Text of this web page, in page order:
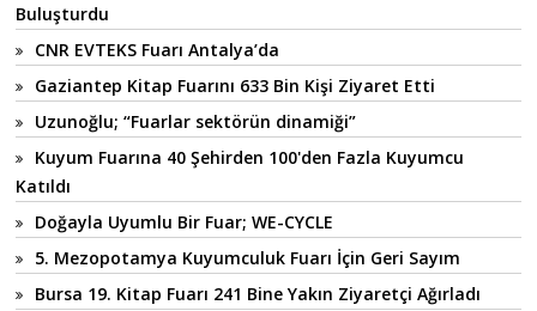
Buluşturdu
CNR EVTEKS Fuarı Antalya’da
Gaziantep Kitap Fuarını 633 Bin Kişi Ziyaret Etti
Uzunoğlu; “Fuarlar sektörün dinamiği”
Kuyum Fuarına 40 Şehirden 100'den Fazla Kuyumcu
Katıldı
Doğayla Uyumlu Bir Fuar; WE-CYCLE
5. Mezopotamya Kuyumculuk Fuarı İçin Geri Sayım
Bursa 19. Kitap Fuarı 241 Bine Yakın Ziyaretçi Ağırladı